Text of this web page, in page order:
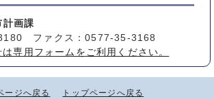
画課
ファクス：0577-35-3168
専用フォームをご利用ください。
ージへ戻る トップページへ戻る